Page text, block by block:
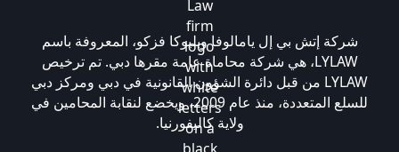
شركة إتش بي إل يامالوفا وبليوكا فزكو، المعروفة باسم
LYLAW، هي شركة محاماة عامة مقرها دبي. تم ترخيص
LYLAW من قبل دائرة الشؤون القانونية في دبي ومركز دبي
للسلع المتعددة، منذ عام 2009، ويخضع لنقابة المحامين في
ولاية كاليفورنيا.